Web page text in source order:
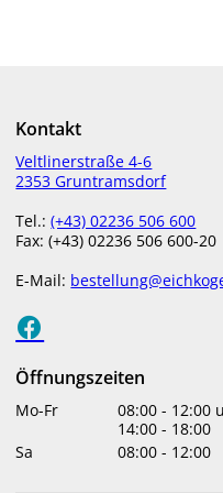
Kauen statt
Kein Weg ist lang mit
Kontakt
Veltlinerstraße 4-6
2353 Gruntramsdorf
Tel.:(+43) 02236 506 600
Fax: (+43) 02236 506 600-20
E-Mail:
Öffnungszeiten
Mo-Fr 08:00 - 12:00
14:00 - 18:00
Sa
08:00 - 12:00